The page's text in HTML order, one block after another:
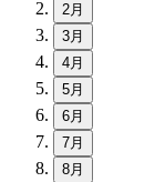
2月
3月
4月
5月
6月
7月
8月